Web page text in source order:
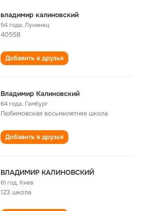
владимир калиновский
54 года,Лунинец
40558
Добавить в друзья
Владимир Калиновский
64 года, Гамбург
Любимовская восьмилетняя школа
Добавить в друзья
ВЛАДИМИР КАЛИНОВСКИЙ
61 год, Киев
123 школа